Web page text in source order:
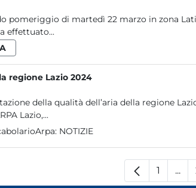
pomeriggio di martedì 22 marzo in zona
effettuato...
regione Lazio 2024
della qualità dell’aria della regione
Lazio,...
NOTIZIE
Pagina
1 ...